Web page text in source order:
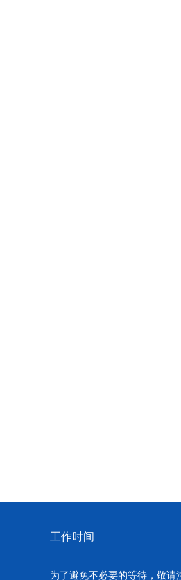
工作时间
为了避免不必要的等待，敬请